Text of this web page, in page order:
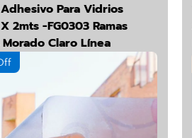
Para Vidrios
2mts -FG0303 Ramas
Claro Línea